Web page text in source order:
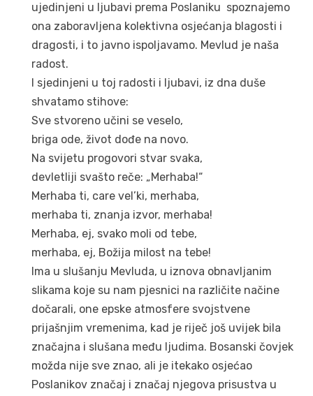
ujedinjeni u ljubavi prema Poslaniku spoznajemo
ona zaboravljena kolektivna osjećanja blagosti i
dragosti, i to javno ispoljavamo. Mevlud je naša
radost.
I sjedinjeni u toj radosti i ljubavi, iz dna duše
shvatamo stihove:
Sve stvoreno učini se veselo,
briga ode, život dođe na novo.
Na svijetu progovori stvar svaka,
devletliji svašto reče: „Merhaba!“
Merhaba ti, care vel’ki, merhaba,
merhaba ti, znanja izvor, merhaba!
Merhaba, ej, svako moli od tebe,
merhaba, ej, Božija milost na tebe!
Ima u slušanju Mevluda, u iznova obnavljanim
slikama koje su nam pjesnici na različite načine
dočarali, one epske atmosfere svojstvene
prijašnjim vremenima, kad je riječ još uvijek bila
značajna i slušana među ljudima. Bosanski čovjek
možda nije sve znao, ali je itekako osjećao
Poslanikov značaj i značaj njegova prisustva u